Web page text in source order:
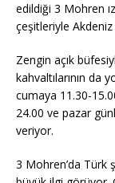
edildiği 3 Mohren
çeşitleriyle Akdeniz
Zengin açık
kahvaltılarının da
cumaya 11.30-
24.00 ve pazar
veriyor.
3 Mohren’da Türk